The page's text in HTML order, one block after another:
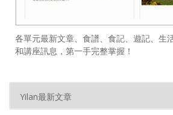
各單元最新文章、食譜、食記、遊記、生
和講座訊息，第一手完整掌握！